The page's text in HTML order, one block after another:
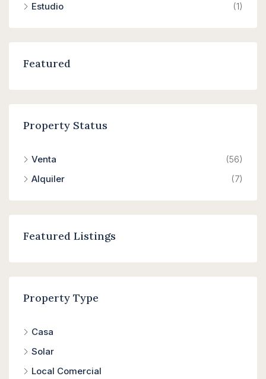
Estudio
(1)
Featured
Property Status
Venta
(56)
Alquiler
(7)
Featured Listings
Property Type
Casa
Solar
Local Comercial